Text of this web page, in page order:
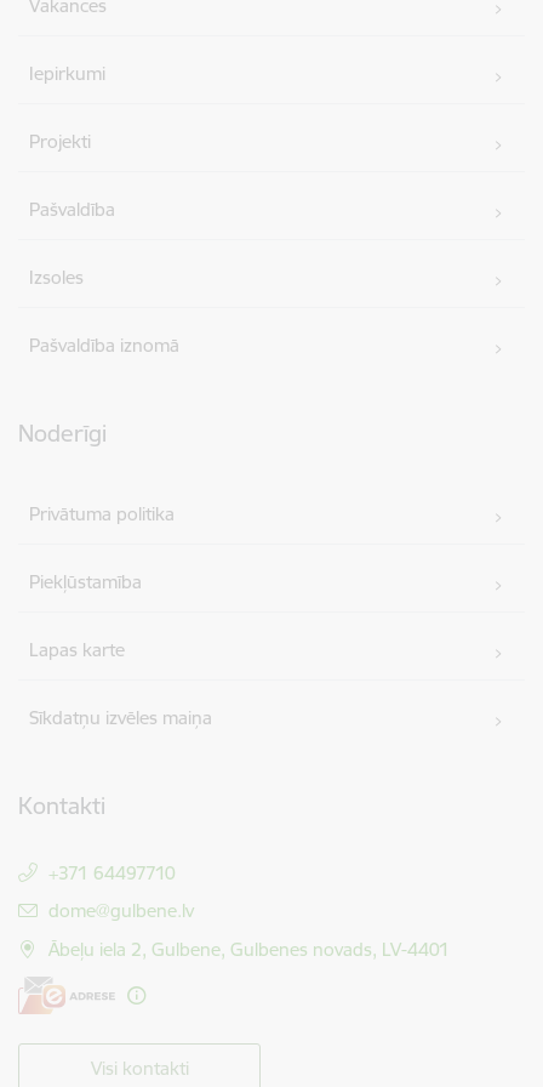
Vakances
Iepirkumi
Projekti
Pašvaldība
Izsoles
Pašvaldība iznomā
Noderīgi
Privātuma politika
Piekļūstamība
Lapas karte
Sīkdatņu izvēles maiņa
Kontakti
+371 64497710
E-pasts:
dome@gulbene.lv
Ābeļu iela 2, Gulbene, Gulbenes novads, LV-4401
Visi kontakti